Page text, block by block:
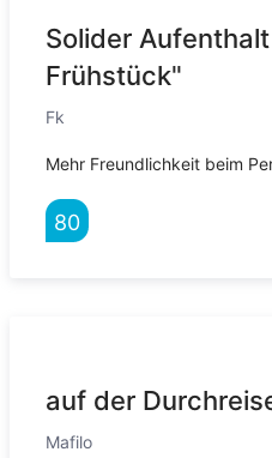
Solider
Frühstück"
Fk
Mehr Freundlichkeit beim
80
auf der
Mafilo